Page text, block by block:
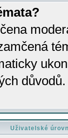
důvodů.
Uživatelské